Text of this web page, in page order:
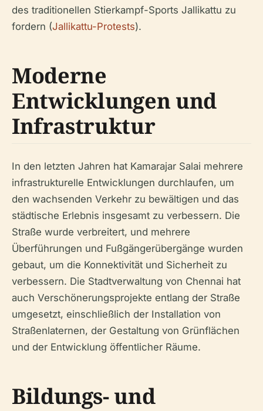
des traditionellen Stierkampf-Sports Jallikattu zu
fordern (Jallikattu-Protests).
Moderne
Entwicklungen und
Infrastruktur
In den letzten Jahren hat Kamarajar Salai mehrere
infrastrukturelle Entwicklungen durchlaufen, um
den wachsenden Verkehr zu bewältigen und das
städtische Erlebnis insgesamt zu verbessern. Die
Straße wurde verbreitert, und mehrere
Überführungen und Fußgängerübergänge wurden
gebaut, um die Konnektivität und Sicherheit zu
verbessern. Die Stadtverwaltung von Chennai hat
auch Verschönerungsprojekte entlang der Straße
umgesetzt, einschließlich der Installation von
Straßenlaternen, der Gestaltung von Grünflächen
und der Entwicklung öffentlicher Räume.
Bildungs- und